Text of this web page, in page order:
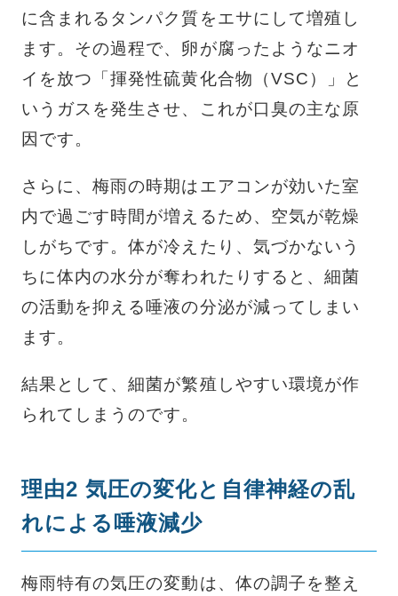
に含まれるタンパク質をエサにして増殖し
ます。その過程で、卵が腐ったようなニオ
イを放つ「揮発性硫黄化合物（VSC）」と
いうガスを発生させ、これが口臭の主な原
因です。
さらに、梅雨の時期はエアコンが効いた室
内で過ごす時間が増えるため、空気が乾燥
しがちです。体が冷えたり、気づかないう
ちに体内の水分が奪われたりすると、細菌
の活動を抑える唾液の分泌が減ってしまい
ます。
結果として、細菌が繁殖しやすい環境が作
られてしまうのです。
理由2 気圧の変化と自律神経の乱
れによる唾液減少
梅雨特有の気圧の変動は、体の調子を整え